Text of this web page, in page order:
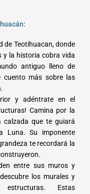
de Teotihuacan, donde
y la historia cobra vida
antiguo lleno de
cuento más sobre las
y adéntrate en el
Camina por la
calzada que te guiará
Luna. Su imponente
te recordará la
entre sus muros y
los murales y
Estas